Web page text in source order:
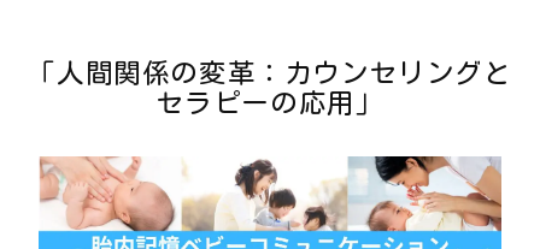
「人間関係の変革：カウンセリングと
セラピーの応用」